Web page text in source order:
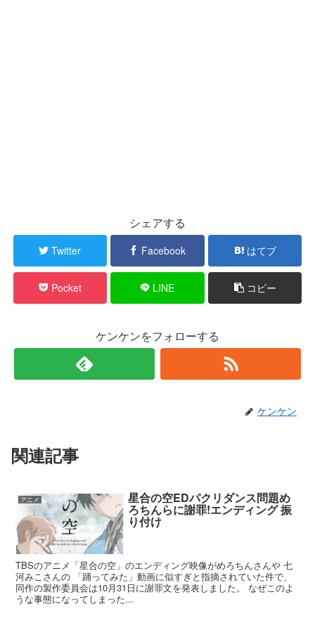
シェアする
Twitter Facebook はてブ
Pocket LINE コピー
ケンケンをフォローする
ケンケン
関連記事
アニメ 星合の空EDパクリダンス問題め
ろちんらに謝罪!エンディング 振
り付け
TBSのアニメ「星合の空」のエンディング映像がめろちんさんや 七
河みこさんの 「踊ってみた」動画に似すぎと指摘されていた件で、
同作の製作委員会は10月31日に謝罪文を発表しました。 なぜこのよ
うな事態になってしまった...